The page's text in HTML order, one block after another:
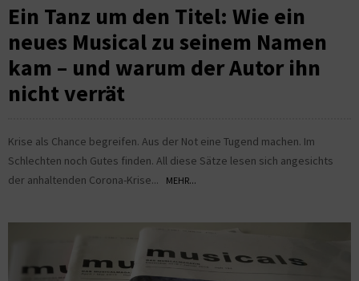
Ein Tanz um den Titel: Wie ein
neues Musical zu seinem Namen
kam – und warum der Autor ihn
nicht verrät
Krise als Chance begreifen. Aus der Not eine Tugend machen. Im
Schlechten noch Gutes finden. All diese Sätze lesen sich angesichts
der anhaltenden Corona-Krise...
MEHR...